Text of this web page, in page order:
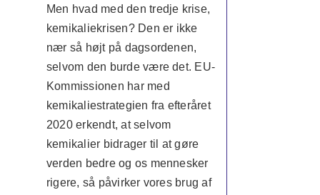
Men hvad med den tredje krise,
kemikaliekrisen? Den er ikke
nær så højt på dagsordenen,
selvom den burde være det. EU-
Kommissionen har med
kemikaliestrategien fra efteråret
2020 erkendt, at selvom
kemikalier bidrager til at gøre
verden bedre og os mennesker
rigere, så påvirker vores brug af